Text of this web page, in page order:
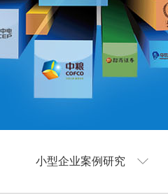
小型企业案例研究